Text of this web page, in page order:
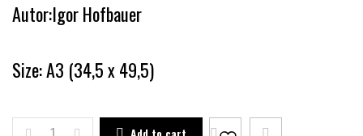
Autor:Igor Hofbauer
Size: A3 (34,5 x 49,5)
MISTER MORGEN QUANTITY